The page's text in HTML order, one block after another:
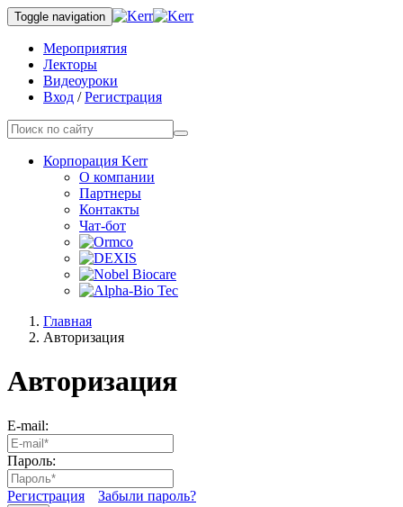
Toggle navigation
Мероприятия
Лекторы
Видеоуроки
Вход /Регистрация
Корпорация Kerr
О компании
Партнеры
Контакты
Чат-бот
Главная
Авторизация
Авторизация
E-mail:
Пароль:
Регистрация Забыли пароль?